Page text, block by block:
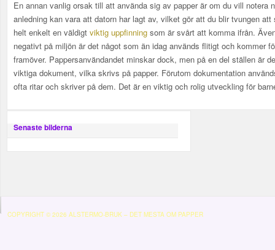
En annan vanlig orsak till att använda sig av papper är om du vill notera
anledning kan vara att datorn har lagt av, vilket gör att du blir tvungen att
helt enkelt en väldigt viktig uppfinning som är svårt att komma ifrån.
negativt på miljön är det något som än idag används flitigt och kommer
framöver. Pappersanvändandet minskar dock, men på en del ställen är
viktiga dokument, vilka skrivs på papper. Förutom dokumentation
ofta ritar och skriver på dem. Det är en viktig och rolig utveckling för
Senaste bilderna
COPYRIGHT © 2026 ALSTERMO-BRUK – DET MESTA OM PAPPER